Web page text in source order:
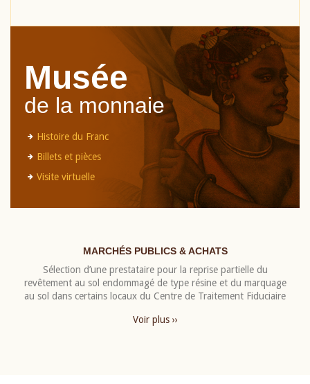
Musée
de la monnaie
Histoire du Franc
Billets et pièces
Visite virtuelle
MARCHÉS PUBLICS & ACHATS
Sélection d’une prestataire pour la reprise partielle du
revêtement au sol endommagé de type résine et du marquage
au sol dans certains locaux du Centre de Traitement Fiduciaire
Voir plus ››